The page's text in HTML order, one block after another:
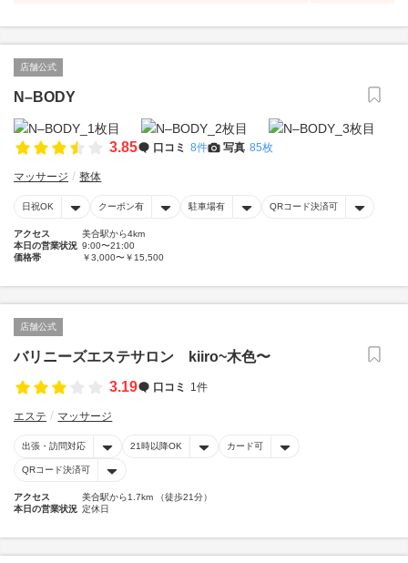
店舗公式
N–BODY
3.85 口コミ 8件 写真 85枚
マッサージ 整体
日祝OK クーポン有 駐車場有 QRコード決済可
アクセス
美合駅から4km
本日の営業状況 9:00〜21:00
価格帯
￥3,000〜￥15,500
店舗公式
バリニーズエステサロン kiiro~木色〜
3.19
口コミ 1件
エステ マッサージ
出張・訪問対応 21時以降OK カード可
QRコード決済可
アクセス
美合駅から1.7km （徒歩21分）
本日の営業状況 定休日